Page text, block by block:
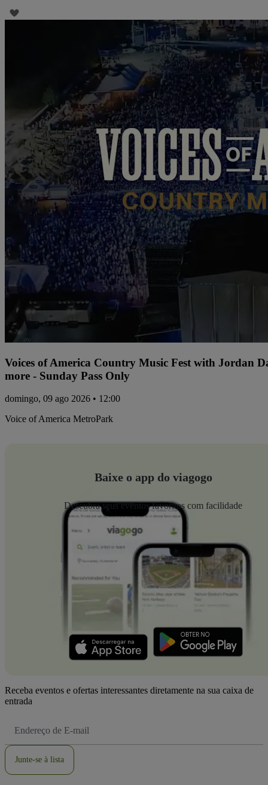
Voices of America Country Music Fest with Jordan
more - Sunday Pass Only
domingo, 09 ago 2026 • 12:00
Voice of America MetroPark
Baixe o app do viagogo
Descubra seus eventos favoritos com facilidade
Receba eventos e ofertas interessantes diretamente na sua caixa de
entrada
de
Junte-se à lista